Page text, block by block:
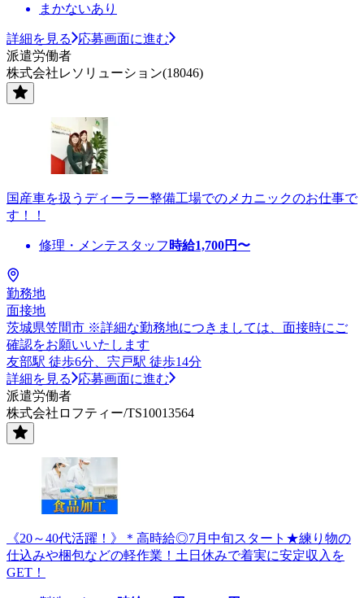
まかないあり
詳細を見る
応募画面に進む
派遣労働者
株式会社レソリューション(18046)
国産車を扱うディーラー整備工場でのメカニックのお仕事で
す！！
修理・メンテスタッフ 時給1,700円〜
勤務地
面接地
茨城県笠間市 ※詳細な勤務地につきましては、面接時にご
確認をお願いいたします
友部駅 徒歩6分、宍戸駅 徒歩14分
詳細を見る
応募画面に進む
派遣労働者
株式会社ロフティー/TS10013564
《20～40代活躍！》＊高時給◎7月中旬スタート★練り物の
仕込みや梱包などの軽作業！土日休みで着実に安定収入を
GET！